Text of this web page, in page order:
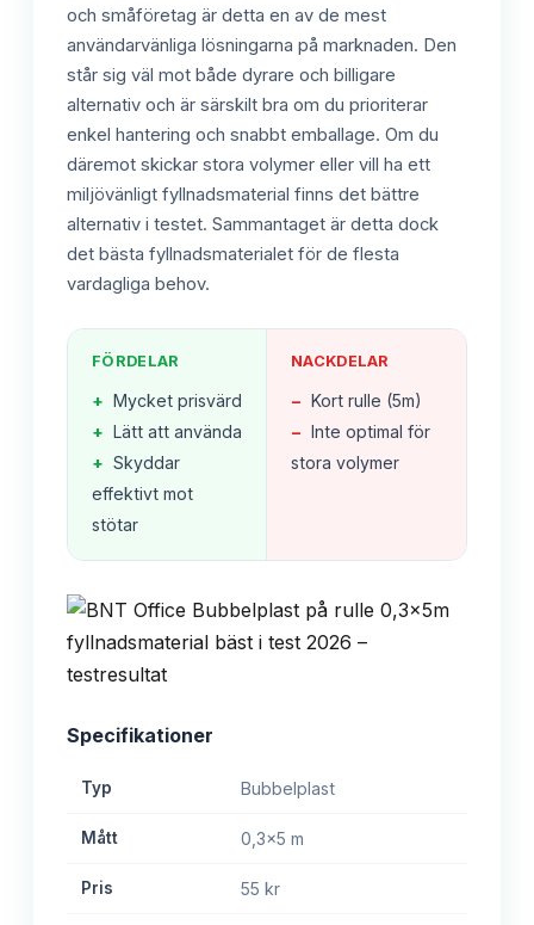
och småföretag är detta en av de mest
användarvänliga lösningarna på marknaden. Den
står sig väl mot både dyrare och billigare
alternativ och är särskilt bra om du prioriterar
enkel hantering och snabbt emballage. Om du
däremot skickar stora volymer eller vill ha ett
miljövänligt fyllnadsmaterial finns det bättre
alternativ i testet. Sammantaget är detta dock
det bästa fyllnadsmaterialet för de flesta
vardagliga behov.
FÖRDELAR
+ Mycket prisvärd
+ Lätt att använda
+ Skyddar
effektivt mot
stötar
NACKDELAR
− Kort rulle (5m)
− Inte optimal för
stora volymer
Specifikationer
Typ Bubbelplast
Mått 0,3x5 m
Pris 55 kr